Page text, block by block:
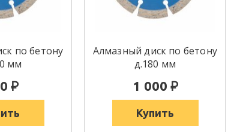
по бетону
мм
:
Алмазный диск по бетону
д.180 мм
1 000:
Купить